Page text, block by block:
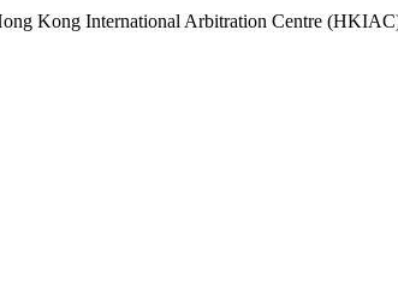
Kong International Arbitration Centre